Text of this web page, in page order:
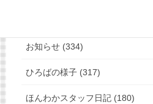
お知らせ (334)
ひろばの様子 (317)
ほんわかスタッフ日記 (180)